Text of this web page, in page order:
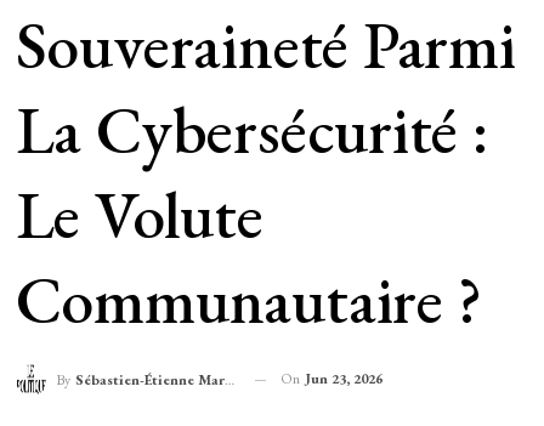
Souveraineté Parmi
La Cybersécurité :
Le Volute
Communautaire ?
By Sébastien-Étienne Marechal On Jun 23, 2026